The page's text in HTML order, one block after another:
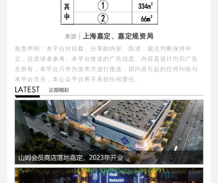
来源 | 上海嘉定、嘉定规资局
免责声明：本平台对转载、分享的内容、陈述、观点判断保持中
立，仅供读者参考。本平台推送的广告信息、内容及设计均归广告
主所有，本平台只作为发布方进行推送，因内容引起的任何纠纷与
本平台无关，本公众平台将不承担任何责任。